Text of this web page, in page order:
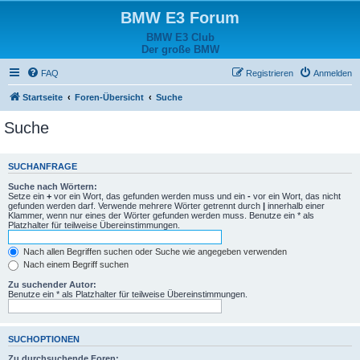
BMW E3 Forum
BMW E3 Club
Der große BMW
FAQ Anmelden
Registrieren
Startseite Foren-Übersicht Suche
Suche
SUCHANFRAGE
Suche nach Wörtern:
Setze ein + vor ein Wort, das gefunden werden muss und ein - vor ein Wort, das nicht
gefunden werden darf. Verwende mehrere Wörter getrennt durch | innerhalb einer
Klammer, wenn nur eines der Wörter gefunden werden muss. Benutze ein * als
Platzhalter für teilweise Übereinstimmungen.
Nach allen Begriffen suchen oder Suche wie angegeben verwenden
Nach einem Begriff suchen
Zu suchender Autor:
Benutze ein * als Platzhalter für teilweise Übereinstimmungen.
SUCHOPTIONEN